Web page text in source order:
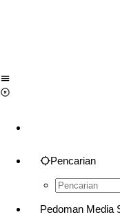
Pencarian
Pedoman Media